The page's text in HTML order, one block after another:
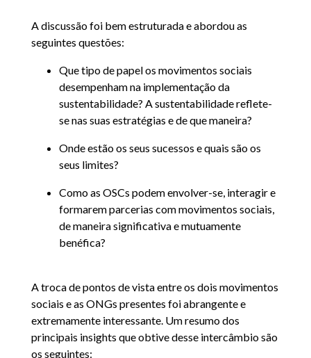
A discussão foi bem estruturada e abordou as
seguintes questões:
Que tipo de papel os movimentos sociais
desempenham na implementação da
sustentabilidade? A sustentabilidade reflete-
se nas suas estratégias e de que maneira?
Onde estão os seus sucessos e quais são os
seus limites?
Como as OSCs podem envolver-se, interagir e
formarem parcerias com movimentos sociais,
de maneira significativa e mutuamente
benéfica?
A troca de pontos de vista entre os dois movimentos
sociais e as ONGs presentes foi abrangente e
extremamente interessante. Um resumo dos
principais insights que obtive desse intercâmbio são
os seguintes: